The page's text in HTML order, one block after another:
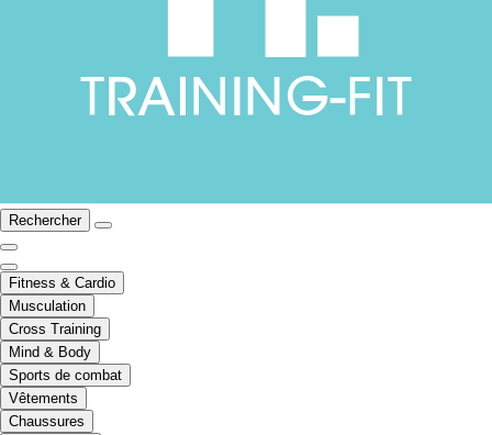
Rechercher
Fitness & Cardio
Musculation
Cross Training
Mind & Body
Sports de combat
Vêtements
Chaussures